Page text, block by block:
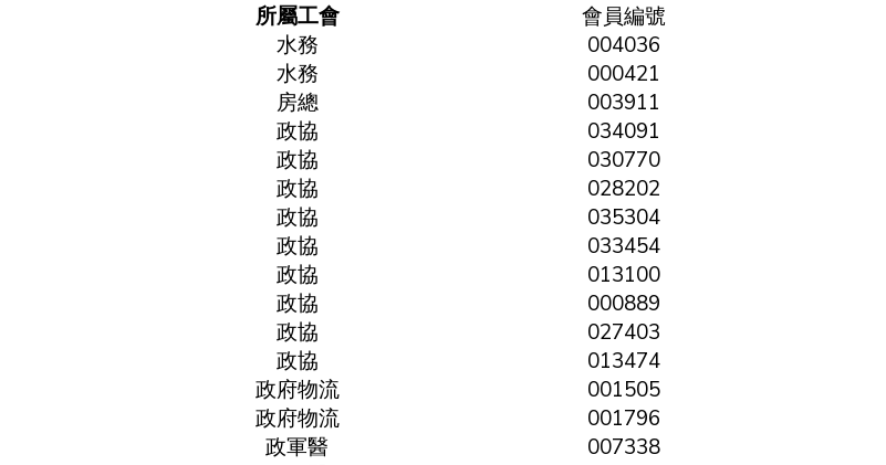
所屬工會
會員編號
水務
004036
水務
000421
房總
003911
政協
034091
政協
030770
政協
028202
政協
035304
政協
033454
政協
013100
政協
000889
政協
027403
政協
013474
政府物流
001505
政府物流
001796
政軍醫
007338